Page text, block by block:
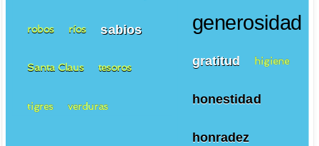
generosidad
gratitud higiene
honestidad
honradez
robos ríos sabios
Santa Claus tesoros
tigres verduras